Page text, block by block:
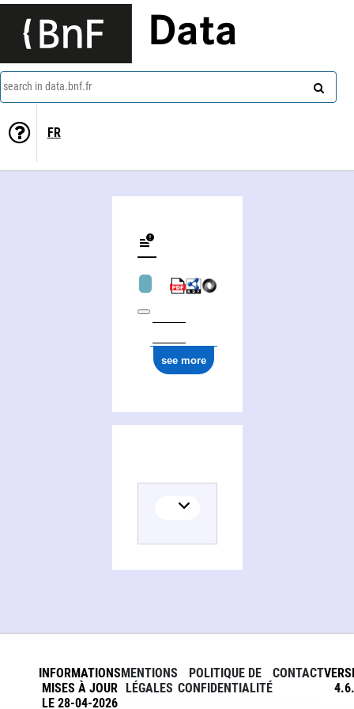
Data
search in data.bnf.fr
FR
see more
INFORMATIONS
MISES À JOUR
LE 28-04-2026
MENTIONS
LÉGALES
POLITIQUE DE
CONFIDENTIALITÉ
CONTACT